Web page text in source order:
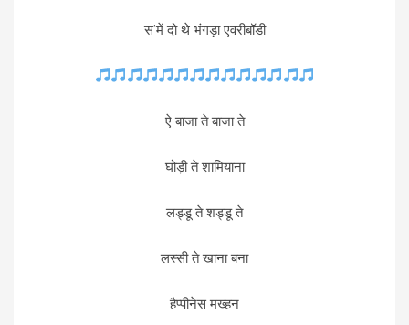
स’में दो थे भंगड़ा एवरीबॉडी
ऐ बाजा ते बाजा ते
घोड़ी ते शामियाना
लड्डू ते शड्डू ते
लस्सी ते खाना बना
हैप्पीनेस मख्हन